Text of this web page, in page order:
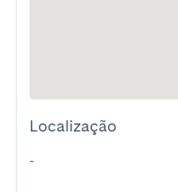
Localização
-